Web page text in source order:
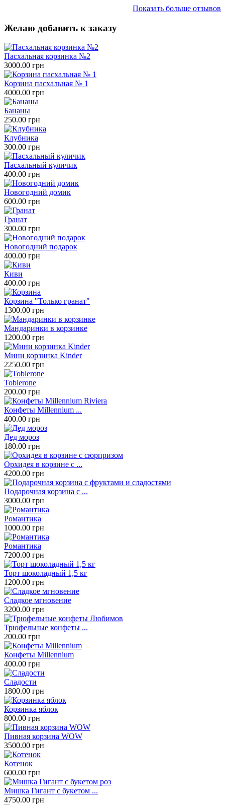
Показать больше отзывов
Желаю добавить к заказу
Пасхальная корзинка №2
3000.00 грн
Корзина пасхальная № 1
4000.00 грн
Бананы
250.00 грн
Клубника
300.00 грн
Пасхальный куличик
400.00 грн
Новогодний домик
600.00 грн
Гранат
300.00 грн
Новогодний подарок
400.00 грн
Киви
400.00 грн
Корзина "Только гранат"
1300.00 грн
Мандаринки в корзинке
1200.00 грн
Мини корзинка Kinder
2250.00 грн
Toblerone
200.00 грн
Конфеты Millennium ...
400.00 грн
Дед мороз
180.00 грн
Орхидея в корзине с ...
4200.00 грн
Подарочная корзина с ...
3000.00 грн
Романтика
1000.00 грн
Романтика
7200.00 грн
Торт шоколадный 1,5 кг
1200.00 грн
Сладкое мгновение
3200.00 грн
Трюфельные конфеты ...
200.00 грн
Конфеты Millennium
400.00 грн
Сладости
1800.00 грн
Корзинка яблок
800.00 грн
Пивная корзина WOW
3500.00 грн
Котенок
600.00 грн
Мишка Гигант с букетом ...
4750.00 грн